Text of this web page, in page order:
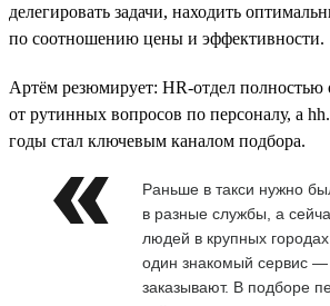
делегировать задачи, находить
по соотношению цены и эффективности.
Артём резюмирует: HR-отдел полностью
от рутинных вопросов по персоналу, а
годы стал ключевым каналом подбора.
Раньше в такси нужно
в разные службы, а
людей в крупных
один знакомый сервис —
заказывают. В подборе